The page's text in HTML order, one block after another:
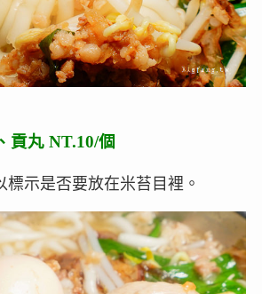
貢丸 NT.10/個
標示是否要放在米苔目裡。